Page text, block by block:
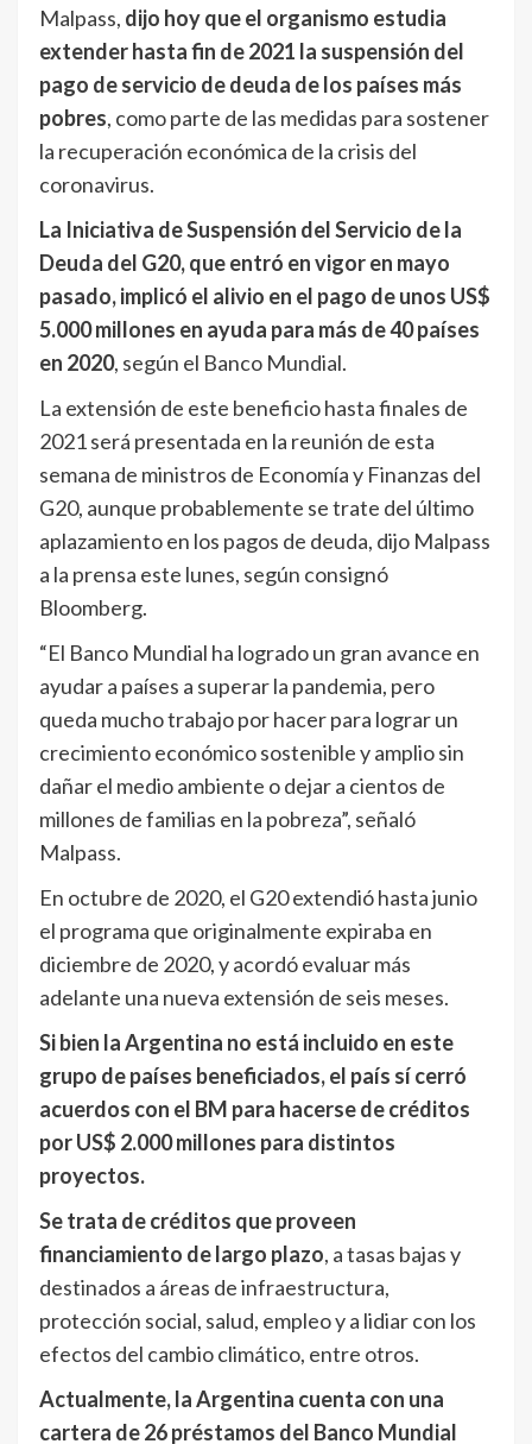
Malpass, dijo hoy que el organismo estudia
extender hasta fin de 2021 la suspensión del
pago de servicio de deuda de los países más
pobres, como parte de las medidas para sostener
la recuperación económica de la crisis del
coronavirus.
La Iniciativa de Suspensión del Servicio de la
Deuda del G20, que entró en vigor en mayo
pasado, implicó el alivio en el pago de unos US$
5.000 millones en ayuda para más de 40 países
en 2020, según el Banco Mundial.
La extensión de este beneficio hasta finales de
2021 será presentada en la reunión de esta
semana de ministros de Economía y Finanzas del
G20, aunque probablemente se trate del último
aplazamiento en los pagos de deuda, dijo Malpass
a la prensa este lunes, según consignó
Bloomberg.
“El Banco Mundial ha logrado un gran avance en
ayudar a países a superar la pandemia, pero
queda mucho trabajo por hacer para lograr un
crecimiento económico sostenible y amplio sin
dañar el medio ambiente o dejar a cientos de
millones de familias en la pobreza”, señaló
Malpass.
En octubre de 2020, el G20 extendió hasta junio
el programa que originalmente expiraba en
diciembre de 2020, y acordó evaluar más
adelante una nueva extensión de seis meses.
Si bien la Argentina no está incluido en este
grupo de países beneficiados, el país sí cerró
acuerdos con el BM para hacerse de créditos
por US$ 2.000 millones para distintos
proyectos.
Se trata de créditos que proveen
financiamiento de largo plazo, a tasas bajas y
destinados a áreas de infraestructura,
protección social, salud, empleo y a lidiar con los
efectos del cambio climático, entre otros.
Actualmente, la Argentina cuenta con una
cartera de 26 préstamos del Banco Mundial